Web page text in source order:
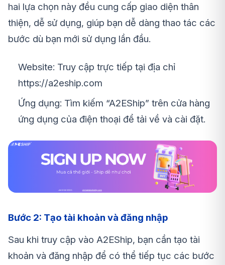
hai lựa chọn này đều cung cấp giao diện thân
thiện, dễ sử dụng, giúp bạn dễ dàng thao tác các
bước dù bạn mới sử dụng lần đầu.
Website: Truy cập trực tiếp tại địa chỉ
https://a2eship.com
Ứng dụng: Tìm kiếm “A2EShip” trên cửa hàng
ứng dụng của điện thoại để tải về và cài đặt.
Bước 2: Tạo tài khoản và đăng nhập
Sau khi truy cập vào A2EShip, bạn cần tạo tài
khoản và đăng nhập để có thể tiếp tục các bước